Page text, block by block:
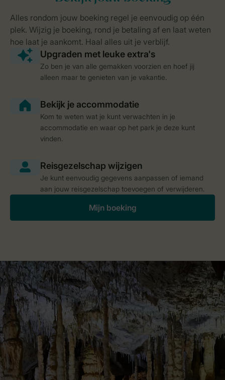
Zo ben je van alle gemakken voorzien en hoef jij
alleen maar te genieten van je vakantie.
Kom te weten wat je kunt verwachten in je
accommodatie en waar op het park je deze kunt
vinden.
Je kunt eenvoudig gegevens aanpassen of iemand
aan jouw reisgezelschap toevoegen of verwijderen.
Mijn boeking